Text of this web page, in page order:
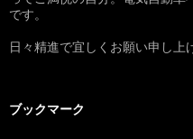
です。
日々精進で宜しくお願い申し上
ブックマーク